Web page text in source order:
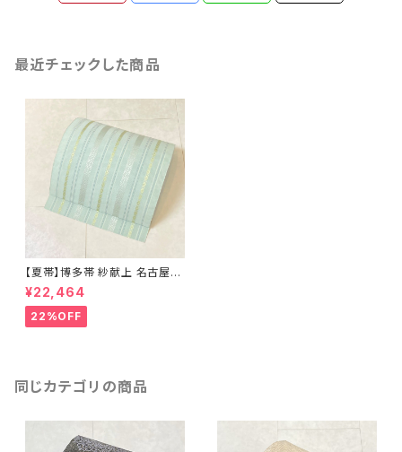
最近チェックした商品
【夏帯】博多帯 紗献上 名古屋帯
正絹 博多織 パステル 黄緑 水色
白 457
¥22,464
22%OFF
同じカテゴリの商品